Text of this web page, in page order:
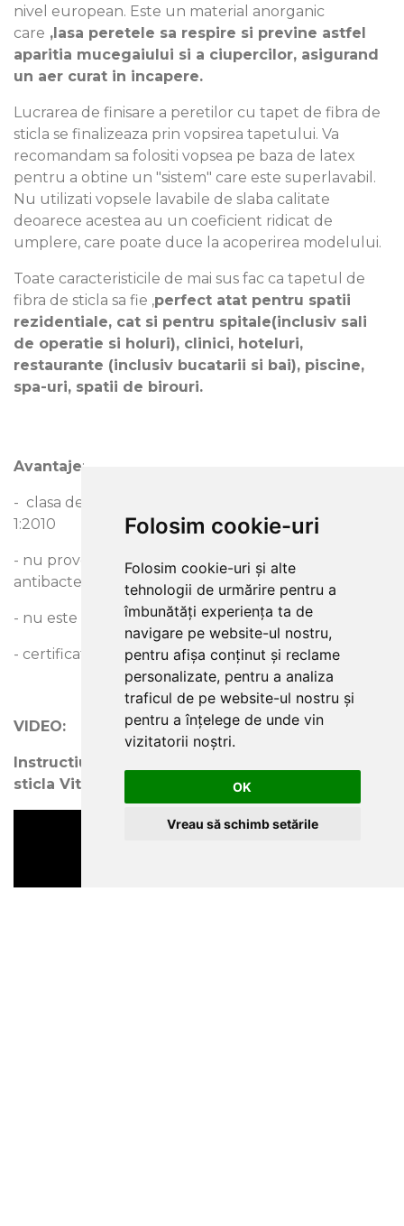
Folosim cookie-uri
Folosim cookie-uri și alte
tehnologii de urmărire pentru a
îmbunătăți experiența ta de
navigare pe website-ul nostru,
pentru afișa conținut și reclame
personalizate, pentru a analiza
traficul de pe website-ul nostru și
pentru a înțelege de unde vin
vizitatorii noștri.
OK
Vreau să schimb setările
nivel european. Este un material anorganic
care ,lasa peretele sa respire si previne astfel
aparitia mucegaiului si a ciupercilor, asigurand
un aer curat in incapere.
Lucrarea de finisare a peretilor cu tapet de fibra de
sticla se finalizeaza prin vopsirea tapetului. Va
recomandam sa folositi vopsea pe baza de latex
pentru a obtine un "sistem" care este superlavabil.
Nu utilizati vopsele lavabile de slaba calitate
deoarece acestea au un coeficient ridicat de
umplere, care poate duce la acoperirea modelului.
Toate caracteristicile de mai sus fac ca tapetul de
fibra de sticla sa fie ,perfect atat pentru spatii
rezidentiale, cat si pentru spitale(inclusiv sali
de operatie si holuri), clinici, hoteluri,
restaurante (inclusiv bucatarii si bai), piscine,
spa-uri, spatii de birouri.
Avantaje:
- clasa de rezistenta la foc Bs1d0 conform EN13501-
1:2010
- nu provoaca alergii, este antimicrobian si
antibacterian
- nu este daunator sanatatii
- certificat Oeko-Tex clasa 1
VIDEO:
Instructiuni de montaj al tapetului din fibra de
sticla Vitrulan